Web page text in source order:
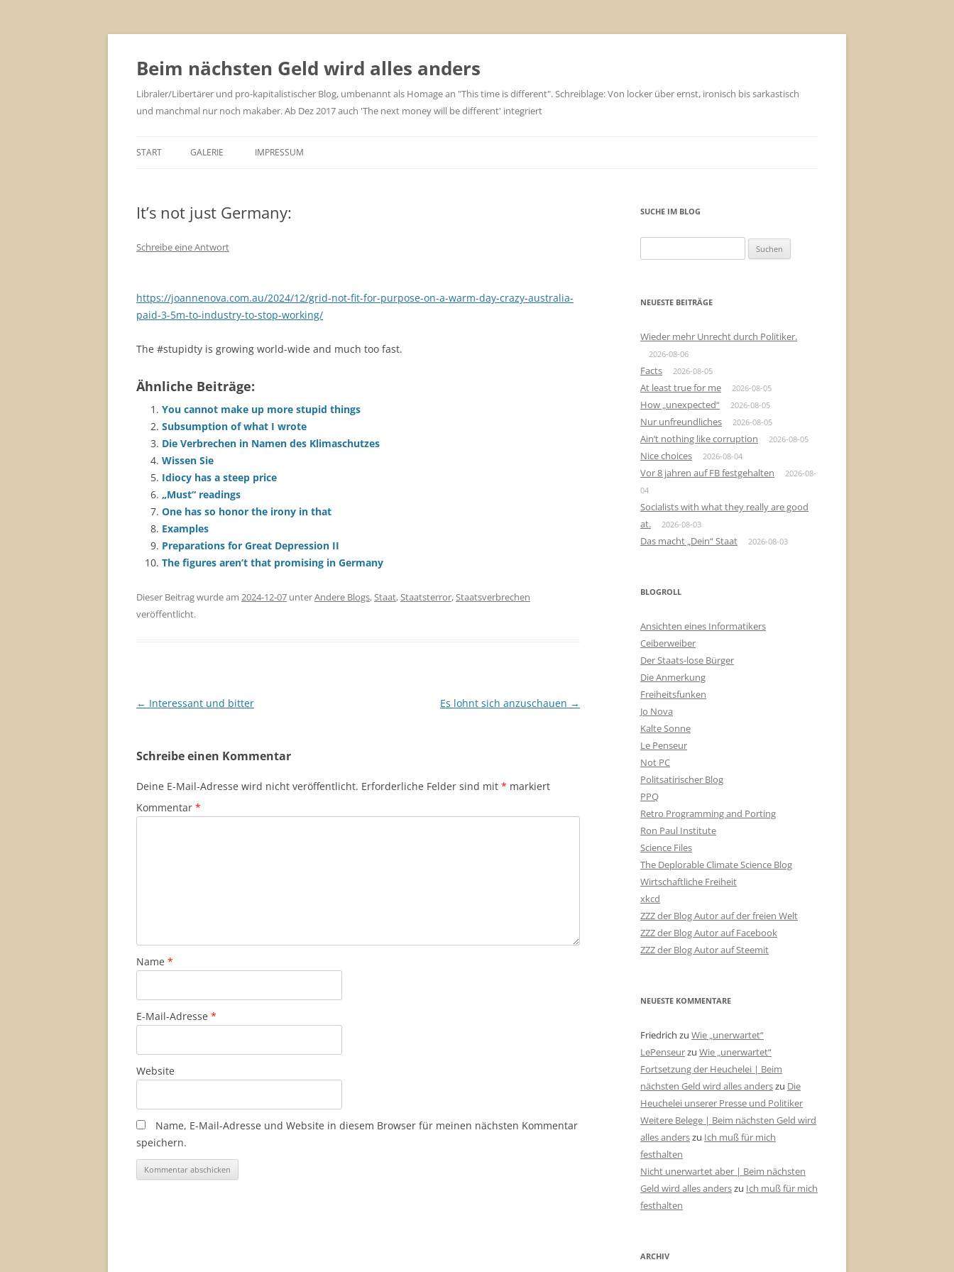
Zum
springen
Beim nächsten Geld wird alles anders
Libraler/Libertärer und pro-kapitalistischer Blog, umbenannt als Homage an "This time is different". Schreiblage: Von locker über ernst, ironisch bis sarkastisch
und manchmal nur noch makaber. Ab Dez 2017 auch 'The next money will be different' integriert
START GALERIE IMPRESSUM
It’s not just Germany:
Schreibe eine Antwort
https://joannenova.com.au/2024/12/grid-not-fit-for-purpose-on-a-warm-day-crazy-australia-
paid-3-5m-to-industry-to-stop-working/
The #stupidty is growing world-wide and much too fast.
Ähnliche Beiträge:
You cannot make up more stupid things
Subsumption of what I wrote
Die Verbrechen in Namen des Klimaschutzes
Wissen Sie
Idiocy has a steep price
„Must“ readings
One has so honor the irony in that
Examples
Preparations for Great Depression II
The figures aren’t that promising in Germany
Dieser Beitrag wurde am 2024-12-07 unterAndere Blogs,Staat,Staatsterror,Staatsverbrechen
veröffentlicht.
Beitragsnavigation
← Interessant und bitter Es lohnt sich anzuschauen →
Schreibe einen Kommentar
Deine E-Mail-Adresse wird nicht veröffentlicht. Erforderliche Felder sind mit * markiert
Kommentar *
Name *
E-Mail-Adresse *
Website
Name, E-Mail-Adresse und Website in diesem Browser für meinen nächsten Kommentar
speichern.
SUCHE IM BLOG
nach:
NEUESTE BEITRÄGE
Wieder mehr Unrecht durch Politiker.
2026-08-06
Facts 2026-08-05
At least true for me 2026-08-05
How „unexpected“ 2026-08-05
Nur unfreundliches 2026-08-05
Ain’t nothing like corruption 2026-08-05
Nice choices 2026-08-04
Vor 8 jahren auf FB festgehalten
2026-08-
04
Socialists with what they really are good
at.
2026-08-03
Das macht „Dein“ Staat 2026-08-03
BLOGROLL
Ansichten eines Informatikers
Ceiberweiber
Der Staats-lose Bürger
Die Anmerkung
Freiheitsfunken
Jo Nova
Kalte Sonne
Le Penseur
Not PC
Politsatirischer Blog
PPQ
Retro Programming and Porting
Ron Paul Institute
Science Files
The Deplorable Climate Science Blog
Wirtschaftliche Freiheit
xkcd
ZZZ der Blog Autor auf der freien Welt
ZZZ der Blog Autor auf Facebook
ZZZ der Blog Autor auf Steemit
NEUESTE KOMMENTARE
Friedrich zu Wie „unerwartet“
LePenseurzu Wie „unerwartet“
Fortsetzung der Heuchelei | Beim
nächsten Geld wird alles anderszu Die
Heuchelei unserer Presse und Politiker
Weitere Belege | Beim nächsten Geld wird
alles anderszu Ich muß für mich
festhalten
Nicht unerwartet aber | Beim nächsten
Geld wird alles anderszu Ich muß für mich
festhalten
ARCHIV